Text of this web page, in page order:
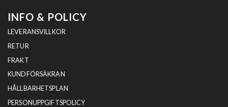
INFO & POLICY
LEVERANSVILLKOR
RETUR
FRAKT
KUNDFÖRSÄKRAN
HÅLLBARHETSPLAN
PERSONUPPGIFTSPOLICY